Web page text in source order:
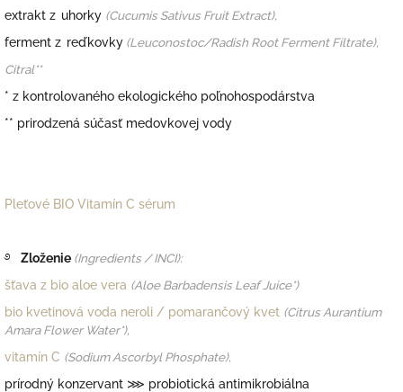
extrakt z uhorky (Cucumis Sativus Fruit Extract),
ferment z reďkovky (Leuconostoc/Radish Root Ferment Filtrate),
Citral**
* z kontrolovaného ekologického poľnohospodárstva
** prirodzená súčasť medovkovej vody
Pleťové BIO Vitamín C sérum
࿔ Zloženie (Ingredients / INCI):
šťava z bio aloe vera (Aloe Barbadensis Leaf Juice*)
bio kvetinová voda neroli / pomarančový kvet (Citrus Aurantium
Amara Flower Water*),
vitamín C (Sodium Ascorbyl Phosphate),
prírodný konzervant ⋙ probiotická antimikrobiálna